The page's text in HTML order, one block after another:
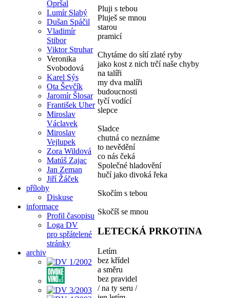
Opršal
Lumír Slabý
Dušan Spáčil
Vladimír
Stibor
Viktor Struhar
Veronika
Svobodová
Karel Sýs
Ota Ševčík
Jaromír Šlosar
František Uher
Miroslav
Václavek
Miroslav
Vejlupek
Zora Wildová
Matúš Zajac
Jan Zeman
Jiří Žáček
přílohy
Diskuse
informace
Profil časopisu
Loga DV
pro spřátelené
stránky
archiv
Pluji s tebou
Pluješ se mnou
starou
pramicí
Chytáme do sítí zlaté ryby
jako kost z nich trčí naše chyby
na talíři
my dva malíři
budoucnosti
tyčí vodící
slepce
Sladce
chutná co neznáme
to nevědění
co nás čeká
Společné hladovění
hučí jako divoká řeka
Skočím s tebou
Skočíš se mnou
LETECKÁ PRKOTINA
Letím
bez křídel
a směru
bez pravidel
/ na ty seru /